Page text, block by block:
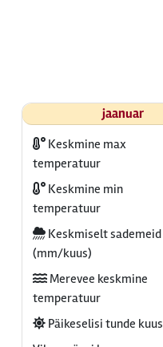
jaanuar
Keskmine max
temperatuur
Keskmine min
temperatuur
Keskmiselt sademeid
(mm/kuus)
Merevee keskmine
temperatuur
Päikeselisi tunde kuus